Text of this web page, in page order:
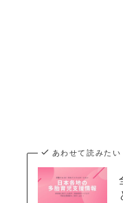
あわせて読みたい